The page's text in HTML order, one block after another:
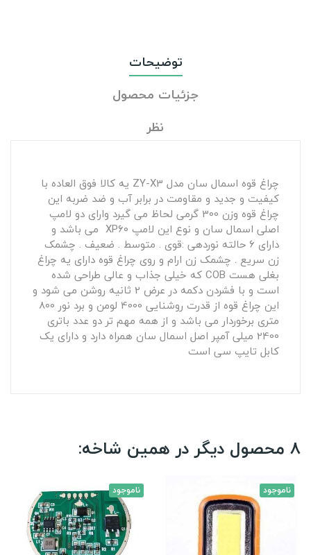
توضیحات
جزئیات محصول
نظر
چراغ قوه اسمال سان مدل ZY-X3 یه کالا فوق العاده با
کیفیت و جدید و مقاومت در برابر آب و ضد ضربه این
چراغ قوه وزن 300 گرمی لحاظ می گیرد وارای دو لامپ
اصلی اسمال سان و نوع این لامپ XP60 می باشد و
دارای 6 حالته نوردهی :قوی . متوسط . ضعیف . چشمک
زن سریع . چشمک زن ارام و روی چراغ قوه دارای یه چراغ
بغلی هست COB که خیلی جذاب و عالی طراحی شده
است و با فشردن دکمه در عرض 2 ثانیه روشن می شود و
این چراغ قوه از قدرت روشنایی 4000 لومن و برد نور 800
متری برخوردار می باشد و از همه مهم تر دو عدد باتری
2400 میلی آمپر اصل اسمال سان همراه دارد و دارای یک
کابل تایپ سی است
8 محصول دیگر در همین شاخه:
ناموجود ناموجود